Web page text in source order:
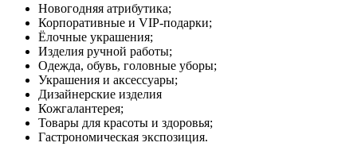
Новогодняя атрибутика;
Корпоративные и VIP-подарки;
Ёлочные украшения;
Изделия ручной работы;
Одежда, обувь, головные уборы;
Украшения и аксессуары;
Дизайнерские изделия
Кожгалантерея;
Товары для красоты и здоровья;
Гастрономическая экспозиция.